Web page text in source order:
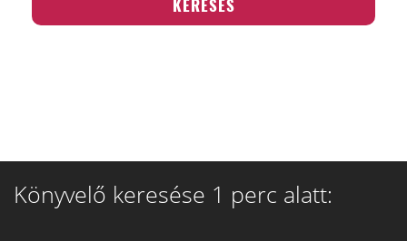
Könyvelő keresése 1 perc alatt: